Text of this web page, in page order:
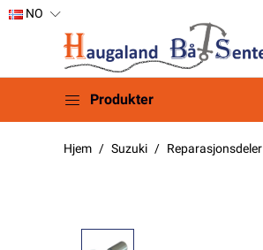
NO
Produkter
Hjem Suzuki Reparasjonsdeler